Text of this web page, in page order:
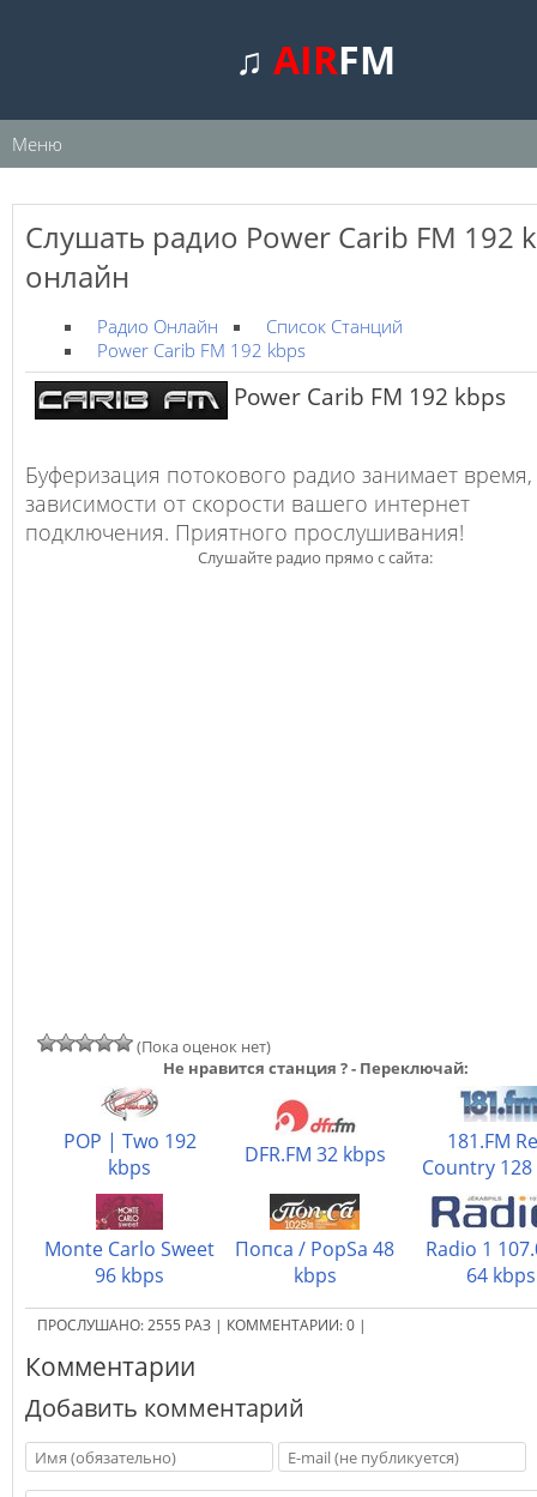
♫AIRFM
Меню
Слушать радио Power Carib FM 192
онлайн
Радио Онлайн
Список Станций
Power Carib FM 192 kbps
Power Carib FM 192 kbps
Буферизация потокового радио занимает время,
зависимости от скорости вашего интернет
подключения. Приятного прослушивания!
Слушайте радио прямо с сайта:
(Пока оценок нет)
Не нравится станция ? - Переключай:
POP | Two 192
kbps
DFR.FM 32 kbps
181.FM
Country
Monte Carlo Sweet
96 kbps
Попса / PopSa 48
kbps
Radio 1
64 kbps
ПРОСЛУШАНО:2555 РАЗ | КОММЕНТАРИИ:0 |
Комментарии
Добавить комментарий